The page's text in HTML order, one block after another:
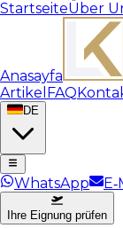
StartseiteÜber
Anasayfa
Artikel FAQ
DE
WhatsApp
Ihre Eignung prüfen